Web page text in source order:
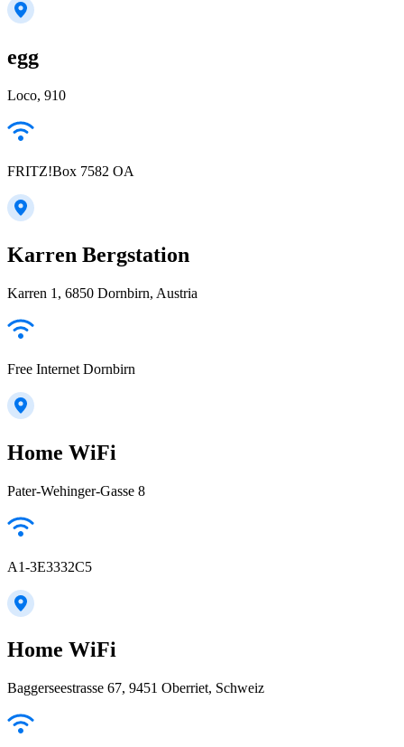
egg
Loco, 910
FRITZ!Box 7582 OA
Karren Bergstation
Karren 1, 6850 Dornbirn, Austria
Free Internet Dornbirn
Home WiFi
Pater-Wehinger-Gasse 8
A1-3E3332C5
Home WiFi
Baggerseestrasse 67, 9451 Oberriet, Schweiz